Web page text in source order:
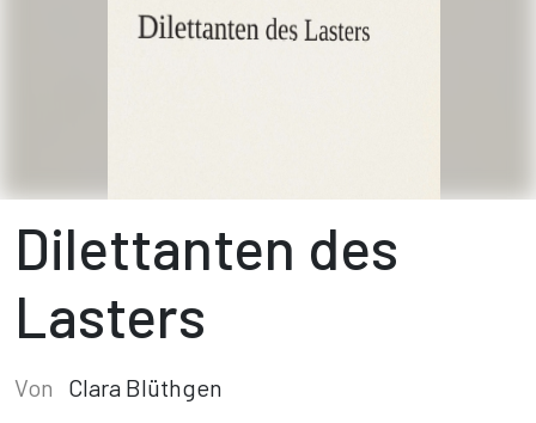
Dilettanten des
Lasters
Von Clara Blüthgen